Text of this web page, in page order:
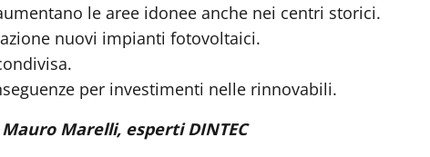
le aree idonee anche nei centri storici.
nuovi impianti fotovoltaici.
per investimenti nelle rinnovabili.
Mauro Marelli, esperti DINTEC